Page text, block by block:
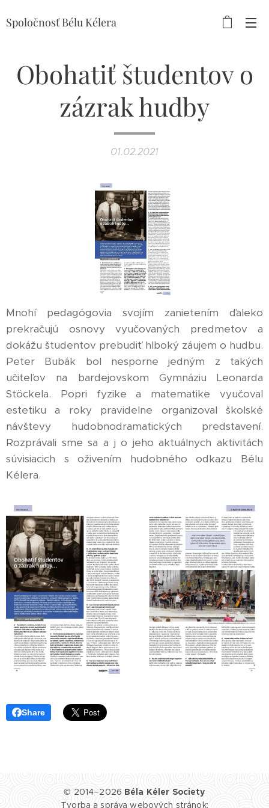
Spoločnosť Bélu Kélera
Obohatiť študentov o
zázrak hudby
01.02.2021
Mnohí pedagógovia svojím zanietením ďaleko
prekračujú osnovy vyučovaných predmetov a
dokážu študentov prebudiť hlboký záujem o hudbu.
Peter Bubák bol nesporne jedným z takých
učiteľov na bardejovskom Gymnáziu Leonarda
Stöckela. Popri fyzike a matematike vyučoval
estetiku a roky pravidelne organizoval školské
návštevy hudobnodramatických predstavení.
Rozprávali sme sa a j o jeho aktuálnych aktivitách
súvisiacich s oživením hudobného odkazu Bélu
Kélera.
Share
© 2014–2026 Béla Kéler Society
Tvorba a správa webových stránok: